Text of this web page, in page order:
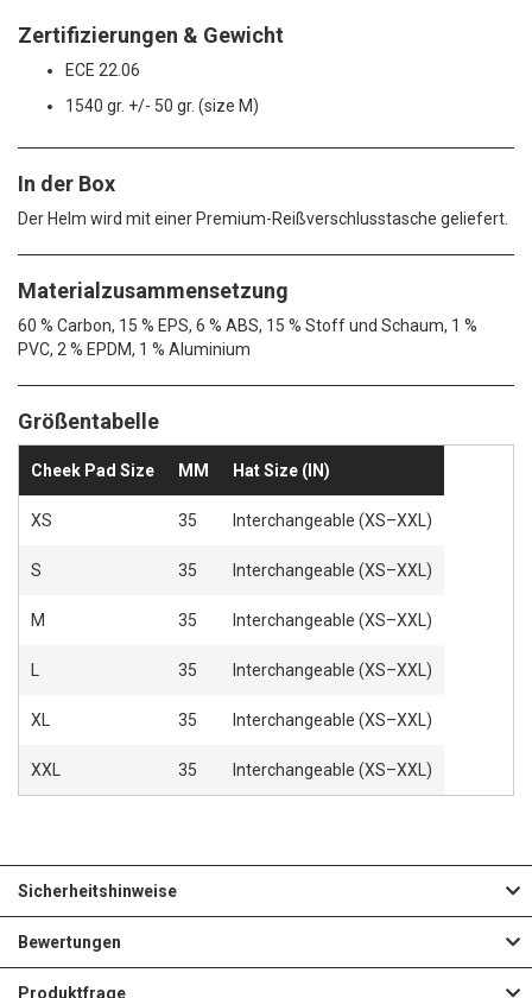
Zertifizierungen & Gewicht
ECE 22.06
1540 gr. +/- 50 gr. (size M)
In der Box
Der Helm wird mit einer Premium-Reißverschlusstasche geliefert.
Materialzusammensetzung
60 % Carbon, 15 % EPS, 6 % ABS, 15 % Stoff und Schaum, 1 %
PVC, 2 % EPDM, 1 % Aluminium
Größentabelle
Cheek Pad Size MM Hat Size (IN)
XS 35 Interchangeable (XS–XXL)
S 35 Interchangeable (XS–XXL)
M 35 Interchangeable (XS–XXL)
L 35 Interchangeable (XS–XXL)
XL 35 Interchangeable (XS–XXL)
XXL 35 Interchangeable (XS–XXL)
Sicherheitshinweise
Bewertungen
Produktfrage